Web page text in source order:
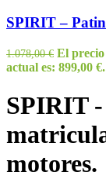
SPIRIT –
1.078,00€ El
actual es: 899,00 €.
SPIRIT
motores.